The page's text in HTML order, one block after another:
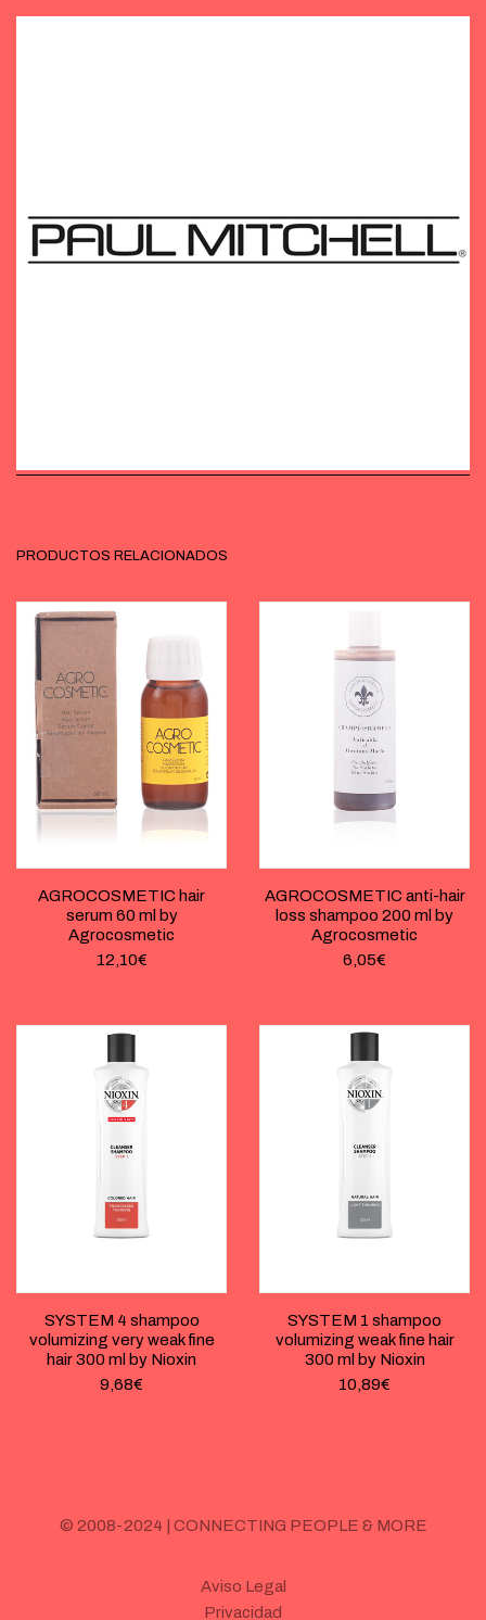
PRODUCTOS RELACIONADOS
AGROCOSMETIC hair
serum 60 ml by
Agrocosmetic
12,10€
AGROCOSMETIC anti-hair
loss shampoo 200 ml by
Agrocosmetic
6,05€
SYSTEM 4 shampoo
volumizing very weak fine
hair 300 ml by Nioxin
9,68€
SYSTEM 1 shampoo
volumizing weak fine hair
300 ml by Nioxin
10,89€
© 2008-2024 | CONNECTING PEOPLE & MORE
Aviso Legal
Privacidad